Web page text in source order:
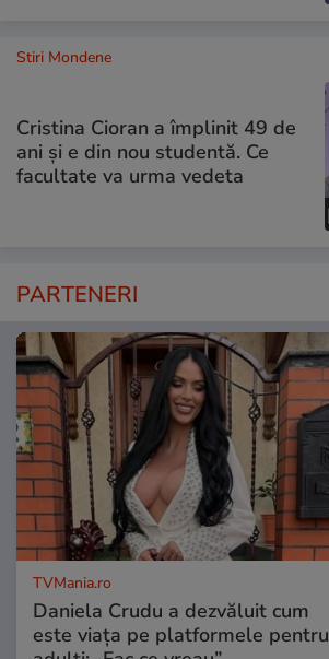
Stiri Mondene
Cristina Cioran a împlinit 49 de
ani și e din nou studentă. Ce
facultate va urma vedeta
PARTENERI
TVMania.ro
Daniela Crudu a dezvăluit cum
este viața pe platformele pentru